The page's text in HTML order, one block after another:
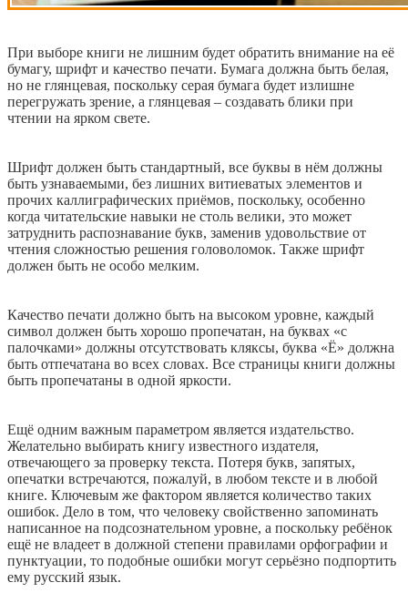
При выборе книги не лишним будет обратить внимание на её
бумагу, шрифт и качество печати. Бумага должна быть белая,
но не глянцевая, поскольку серая бумага будет излишне
перегружать зрение, а глянцевая – создавать блики при
чтении на ярком свете.
Шрифт должен быть стандартный, все буквы в нём должны
быть узнаваемыми, без лишних витиеватых элементов и
прочих каллиграфических приёмов, поскольку, особенно
когда читательские навыки не столь велики, это может
затруднить распознавание букв, заменив удовольствие от
чтения сложностью решения головоломок. Также шрифт
должен быть не особо мелким.
Качество печати должно быть на высоком уровне, каждый
символ должен быть хорошо пропечатан, на буквах «с
палочками» должны отсутствовать кляксы, буква «Ё» должна
быть отпечатана во всех словах. Все страницы книги должны
быть пропечатаны в одной яркости.
Ещё одним важным параметром является издательство.
Желательно выбирать книгу известного издателя,
отвечающего за проверку текста. Потеря букв, запятых,
опечатки встречаются, пожалуй, в любом тексте и в любой
книге. Ключевым же фактором является количество таких
ошибок. Дело в том, что человеку свойственно запоминать
написанное на подсознательном уровне, а поскольку ребёнок
ещё не владеет в должной степени правилами орфографии и
пунктуации, то подобные ошибки могут серьёзно подпортить
ему русский язык.